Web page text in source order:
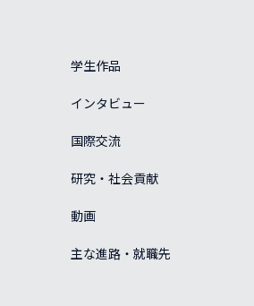
学生作品
インタビュー
国際交流
研究・社会貢献
動画
主な進路・就職先